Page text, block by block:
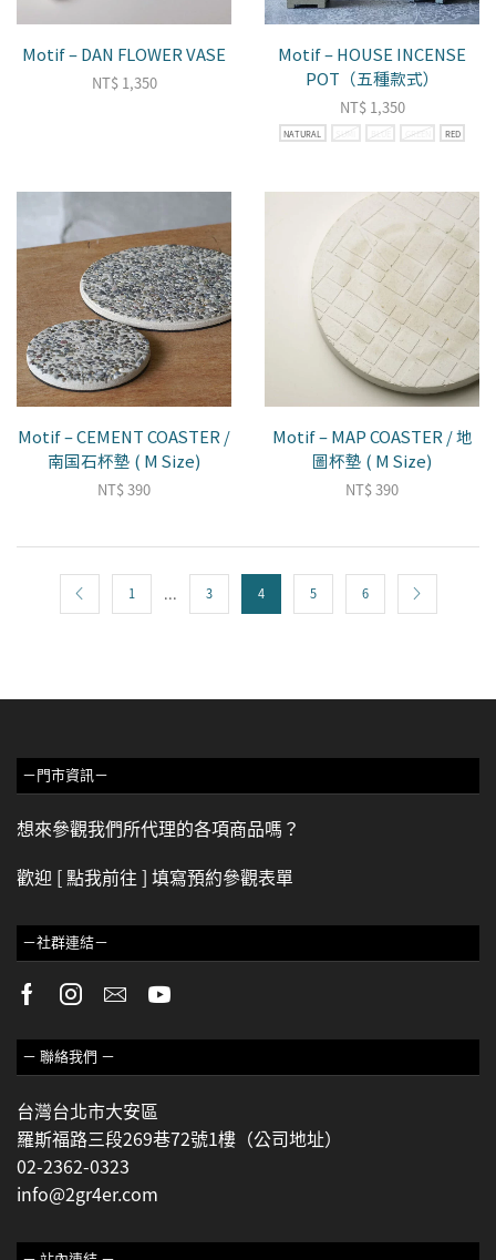
Motif – DAN FLOWER VASE
NT$1,350
Motif – HOUSE INCENSE
POT（五種款式）
NT$1,350
NATURAL SUMI BLUE GREEN RED
Motif – CEMENT COASTER /
南国石杯墊 ( M Size)
NT$390
Motif – MAP COASTER / 地
圖杯墊 ( M Size)
NT$390
1 ... 3 4 5 6
－門市資訊－
想來參觀我們所代理的各項商品嗎？
歡迎 [ 點我前往 ] 填寫預約參觀表單
－社群連結－
－ 聯絡我們 －
台灣台北市大安區
羅斯福路三段269巷72號1樓（公司地址）
02-2362-0323
info@2gr4er.com